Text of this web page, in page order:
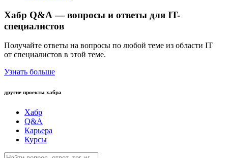
Хабр Q&A — вопросы и ответы для IT-
специалистов
Получайте ответы на вопросы по любой теме из области IT
от специалистов в этой теме.
Узнать больше
другие проекты хабра
Хабр
Q&A
Карьера
Курсы